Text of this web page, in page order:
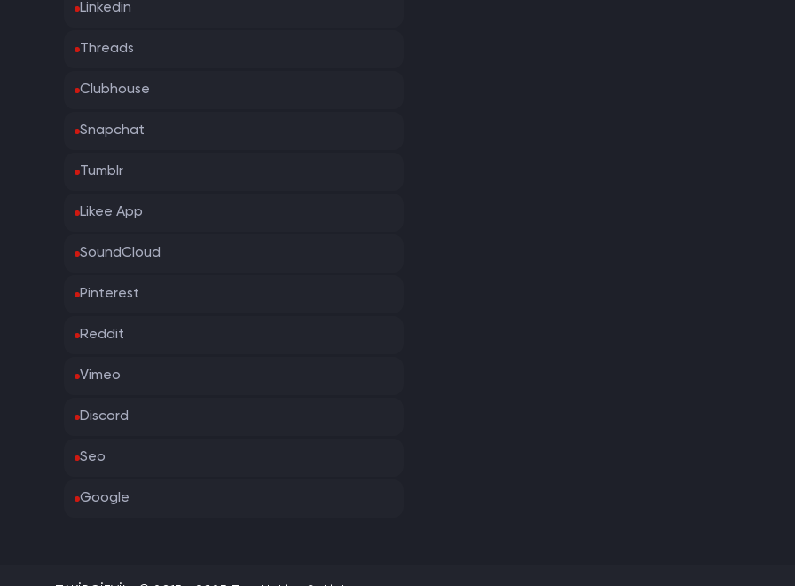
Linkedin
Threads
Clubhouse
Snapchat
Tumblr
Likee App
SoundCloud
Pinterest
Reddit
Vimeo
Discord
Seo
Google